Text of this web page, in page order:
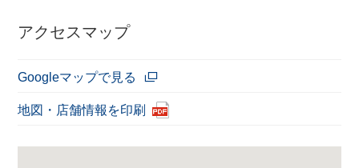
アクセスマップ
Googleマップで見る
地図・店舗情報を印刷